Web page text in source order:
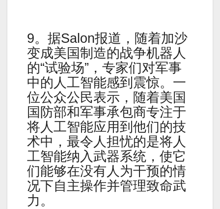
9。据Salon报道，随着加沙
变成美国制造的战争机器人
的“试验场”，专家们对军事
中的人工智能感到震惊。一
位公众公民表示，随着美国
国防部和军事承包商专注于
将人工智能应用到他们的技
术中，最令人担忧的是将人
工智能纳入武器系统，使它
们能够在没有人为干预的情
况下自主操作并管理致命武
力。